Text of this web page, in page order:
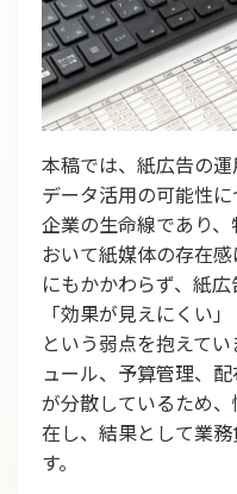
本稿では、紙広告の
データ活用の可能性
企業の生命線であり
おいて紙媒体の存在感
にもかかわらず、紙
「効果が見えにくい
という弱点を抱えて
ュール、予算管理、
が分散しているため
在し、結果として業
す。